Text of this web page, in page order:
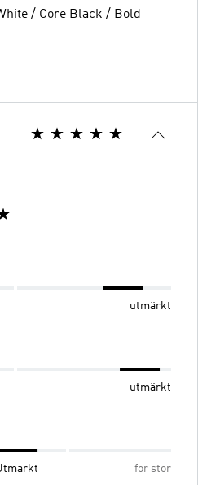
/ Core Black / Bold
utmärkt
utmärkt
för stor